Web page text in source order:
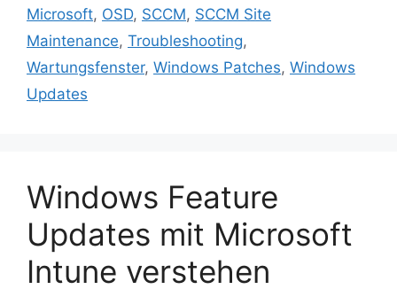
Microsoft, OSD, SCCM, SCCM Site
Maintenance, Troubleshooting,
Wartungsfenster, Windows Patches, Windows
Updates
Windows Feature
Updates mit Microsoft
Intune verstehen